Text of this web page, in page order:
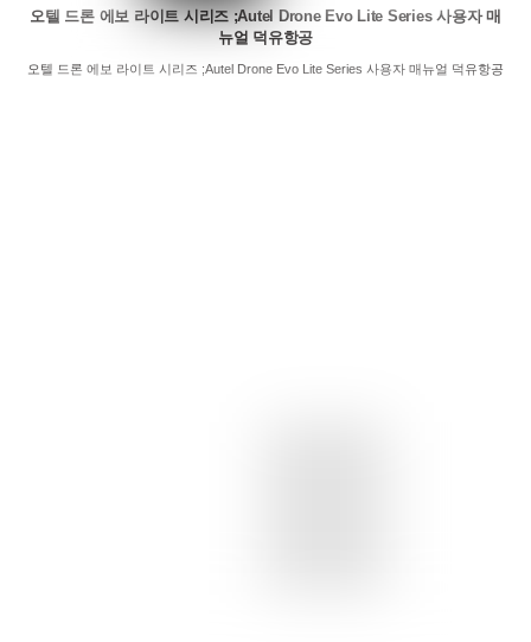
오텔 드론 에보 라이트 시리즈 ;Autel Drone Evo Lite Series 사용자 매
뉴얼 덕유항공
오텔 드론 에보 라이트 시리즈 ;Autel Drone Evo Lite Series 사용자 매뉴얼 덕유항공